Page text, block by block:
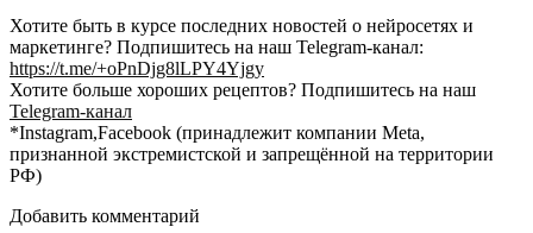
Хотите быть в курсе последних новостей о нейросетях и
маркетинге? Подпишитесь на наш Telegram-канал:
https://t.me/+oPnDjg8lLPY4Yjgy
Хотите больше хороших рецептов? Подпишитесь на наш
Telegram-канал
*Instagram,Facebook (принадлежит компании Meta,
признанной экстремистской и запрещённой на территории
РФ)
Добавить комментарий